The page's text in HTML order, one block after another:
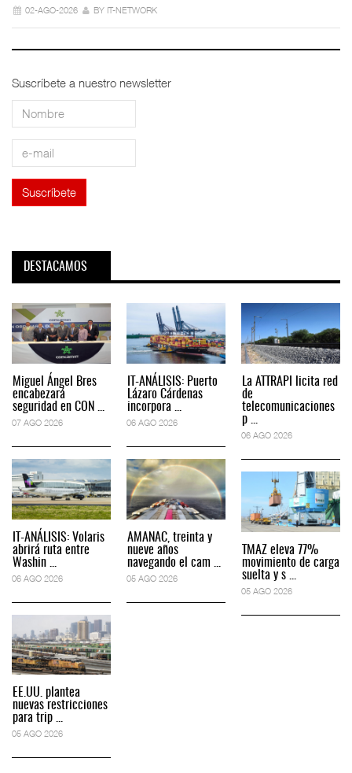
02-AGO-2026 BY IT-NETWORK
Suscríbete a nuestro newsletter
DESTACAMOS
Miguel Ángel Bres
encabezará
seguridad en CON ...
07 AGO 2026
IT-ANÁLISIS: Volaris
abrirá ruta entre
Washin ...
06 AGO 2026
EE.UU. plantea
nuevas restricciones
para trip ...
05 AGO 2026
IT-ANÁLISIS: Puerto
Lázaro Cárdenas
incorpora ...
06 AGO 2026
AMANAC, treinta y
nueve años
navegando el cam ...
05 AGO 2026
La ATTRAPI licita red
de
telecomunicaciones
p ...
06 AGO 2026
TMAZ eleva 77%
movimiento de carga
suelta y s ...
05 AGO 2026